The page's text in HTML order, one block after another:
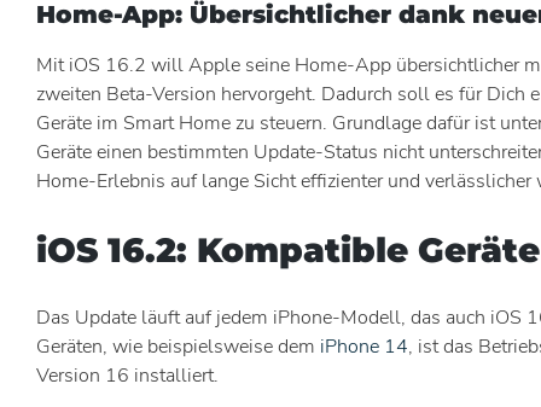
Home-App: Übersichtlicher dank
Mit iOS 16.2 will Apple seine Home-App übersichtlicher
zweiten Beta-Version hervorgeht. Dadurch soll es für Dich
Geräte im Smart Home zu steuern. Grundlage dafür ist
Geräte einen bestimmten Update-Status nicht
Home-Erlebnis auf lange Sicht effizienter und verlässlicher
iOS 16.2: Kompatible Geräte
Das Update läuft auf jedem iPhone-Modell, das auch iOS
Geräten, wie beispielsweise dem iPhone 14, ist das
Version 16 installiert.